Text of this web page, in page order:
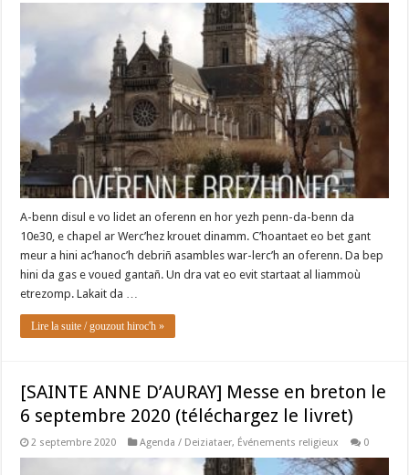
A-benn disul e vo lidet an oferenn en hor yezh penn-da-benn da
10e30, e chapel ar Werc’hez krouet dinamm. C’hoantaet eo bet gant
meur a hini ac’hanoc’h debriñ asambles war-lerc’h an oferenn. Da bep
hini da gas e voued gantañ. Un dra vat eo evit startaat al liammoù
etrezomp. Lakait da …
Lire la suite / gouzout hiroc'h »
[SAINTE ANNE D’AURAY] Messe en breton le
6 septembre 2020 (téléchargez le livret)
2 septembre 2020 Agenda / Deiziataer, Événements religieux 0